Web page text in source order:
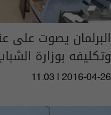
البرلمان يصوت على
وتكليفه بوزارة
11:03 | 2016-04-26